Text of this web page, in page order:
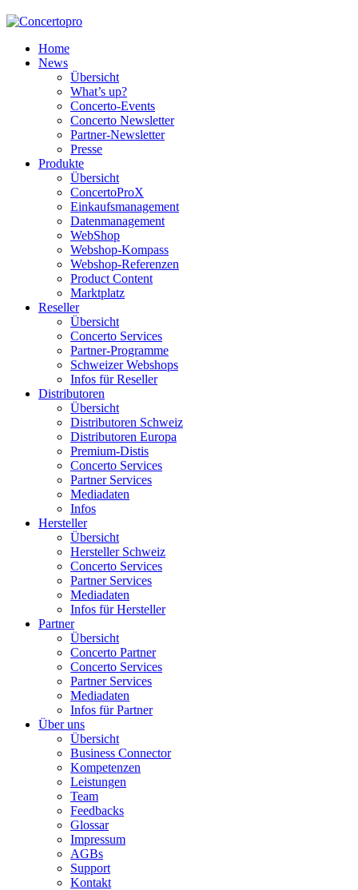
Home
News
Übersicht
What’s up?
Concerto-Events
Concerto Newsletter
Partner-Newsletter
Presse
Produkte
Übersicht
ConcertoProX
Einkaufsmanagement
Datenmanagement
WebShop
Webshop-Kompass
Webshop-Referenzen
Product Content
Marktplatz
Reseller
Übersicht
Concerto Services
Partner-Programme
Schweizer Webshops
Infos für Reseller
Distributoren
Übersicht
Distributoren Schweiz
Distributoren Europa
Premium-Distis
Concerto Services
Partner Services
Mediadaten
Infos
Hersteller
Übersicht
Hersteller Schweiz
Concerto Services
Partner Services
Mediadaten
Infos für Hersteller
Partner
Übersicht
Concerto Partner
Concerto Services
Partner Services
Mediadaten
Infos für Partner
Über uns
Übersicht
Business Connector
Kompetenzen
Leistungen
Team
Feedbacks
Glossar
Impressum
AGBs
Support
Kontakt